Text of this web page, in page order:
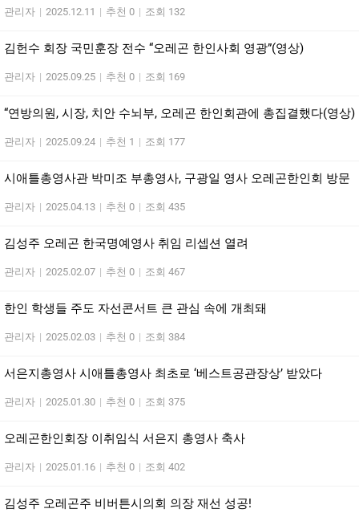
관리자 | 2025.12.11 | 추천 0 | 조회 132
김헌수 회장 국민훈장 전수 “오레곤 한인사회 영광”(영상)
관리자 | 2025.09.25 | 추천 0 | 조회 169
“연방의원, 시장, 치안 수뇌부, 오레곤 한인회관에 총집결했다(영상)
관리자 | 2025.09.24 | 추천 1 | 조회 177
시애틀총영사관 박미조 부총영사, 구광일 영사 오레곤한인회 방문
관리자 | 2025.04.13 | 추천 0 | 조회 435
김성주 오레곤 한국명예영사 취임 리셉션 열려
관리자 | 2025.02.07 | 추천 0 | 조회 467
한인 학생들 주도 자선콘서트 큰 관심 속에 개최돼
관리자 | 2025.02.03 | 추천 0 | 조회 384
서은지총영사 시애틀총영사 최초로 ‘베스트공관장상’ 받았다
관리자 | 2025.01.30 | 추천 0 | 조회 375
오레곤한인회장 이취임식 서은지 총영사 축사
관리자 | 2025.01.16 | 추천 0 | 조회 402
김성주 오레곤주 비버튼시의회 의장 재선 성공!